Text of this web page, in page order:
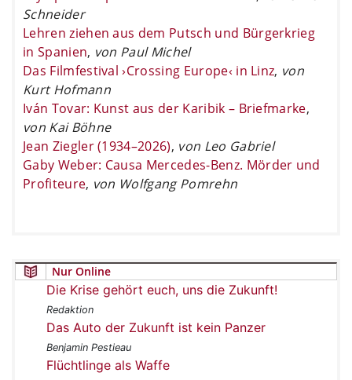
Schneider
Lehren ziehen aus dem Putsch und Bürgerkrieg
in Spanien, von Paul Michel
Das Filmfestival ›Crossing Europe‹ in Linz, von
Kurt Hofmann
Iván Tovar: Kunst aus der Karibik – Briefmarke,
von Kai Böhne
Jean Ziegler (1934–2026), von Leo Gabriel
Gaby Weber: Causa Mercedes-Benz. Mörder und
Profiteure, von Wolfgang Pomrehn
Nur Online
Die Krise gehört euch, uns die Zukunft!
Redaktion
Das Auto der Zukunft ist kein Panzer
Benjamin Pestieau
Flüchtlinge als Waffe